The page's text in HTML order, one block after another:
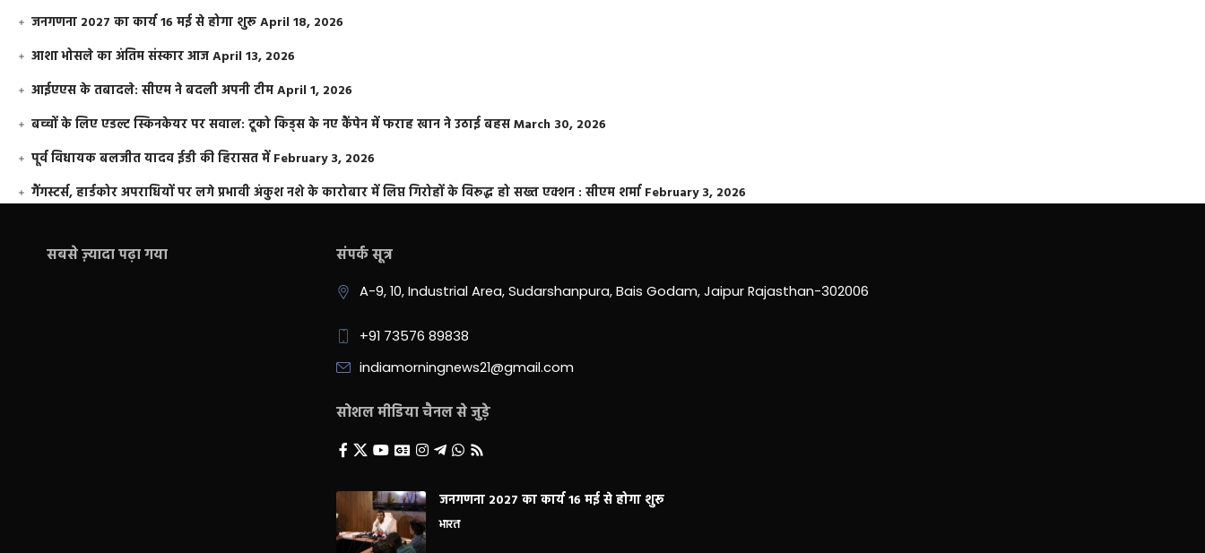
जनगणना 2027 का कार्य 16 मई से होगा शुरूApril 18, 2026
आशा भोसले का अंतिम संस्कार आजApril 13, 2026
आईएएस के तबादले: सीएम ने बदली अपनी टीमApril 1, 2026
बच्चों के लिए एडल्ट स्किनकेयर पर सवाल: टूको किड्स के नए कैंपेन में फराह खान ने उठाई बहसMarch 30, 2026
पूर्व विधायक बलजीत यादव ईडी की हिरासत में February 3, 2026
गैंगस्टर्स, हार्डकोर अपराधियों पर लगे प्रभावी अंकुश नशे के कारोबार में लिप्त गिरोहों के विरूद्ध हो सख्त एक्शन : सीएम शर्मा February 3, 2026
सबसे ज़्यादा पढ़ा गया संपर्क सूत्र
A-9, 10, Industrial Area, Sudarshanpura, Bais Godam, Jaipur Rajasthan-302006
+91 73576 89838
indiamorningnews21@gmail.com
सोशल मीडिया चैनल से जुड़े
जनगणना 2027 का कार्य 16 मई से होगा शुरू
भारत